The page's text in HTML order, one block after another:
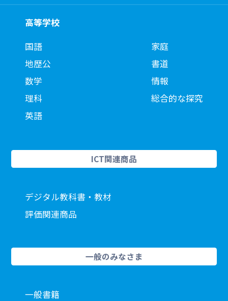
高等学校
国語
地歴公
数学
理科
英語
家庭
書道
情報
総合的な探究
ICT関連商品
デジタル教科書・教材
評価関連商品
一般のみなさま
一般書籍